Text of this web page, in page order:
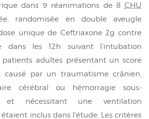
dans 9 réanimations de 8 CHU
randomisée en double aveugle
unique de Ceftriaxone 2g contre
dans les 12h suivant l'intubation
patients adultes présentant un score
causé par un traumatisme crânien,
cérébral ou hémorragie sous-
et nécessitant une ventilation
inclus dans l'étude. Les critères